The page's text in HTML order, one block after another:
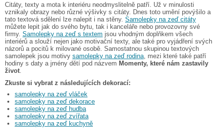
Citáty, texty a mota k interiéru neodmyslitelně patří. Už v minulosti
vznikaly obrazy nebo různé výšivky s citáty. Dnes toto umění povýšilo a
tato textová sdělení lze nalepit i na stěny. Samolepky na zeď citáty
můžete lepit jak do svého bytu, tak i kanceláře nebo provozovny své
firmy. Samolepky na zeď s textem jsou vhodným doplňkem všech
interiérů a slouží nejen jako motivační texty, ale také pro vyjádření svých
názorů a pocitů k milované osobě. Samostatnou skupinou textových
samolepek jsou motivy samolepky na zeď rodina , mezi které také patří
hodiny s daty a jmény dětí pod názvem Momenty, které nám zastavily
život
Zkuste si vybrat z následujících dekorací:
samolepky na zeď vláček
samolepky na zeď dekorace
samolepky na zeď hudba
samolepky na zeď zvířata
samolepky na zeď kuchyně